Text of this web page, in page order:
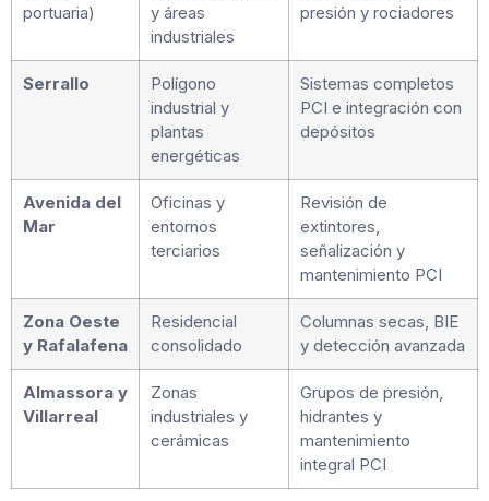
portuaria)
y áreas
industriales
presión y rociadores
Serrallo
Polígono
industrial y
plantas
energéticas
Sistemas completos
PCI e integración con
depósitos
Avenida del
Mar
Oficinas y
entornos
terciarios
Revisión de
extintores,
señalización y
mantenimiento PCI
Zona Oeste
y Rafalafena
Residencial
consolidado
Columnas secas, BIE
y detección avanzada
Almassora y
Villarreal
Zonas
industriales y
cerámicas
Grupos de presión,
hidrantes y
mantenimiento
integral PCI